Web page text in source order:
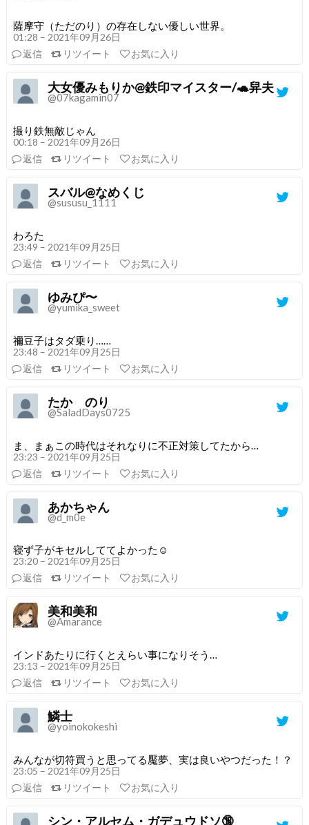
薩摩守（ただのり）の存在しない優しい世界。
01:28 – 2021年09月26日
返信
リツイート お気に入り
大女優みもりか@鉄印マイスター/🐢舁夫
@07kagamin07
撮り鉄無敵じゃん
00:18 – 2021年09月26日
返信
リツイート お気に入り
スバル@なめくじ
@sususu_1111
わろた
23:49 – 2021年09月25日
返信
リツイート お気に入り
ゆみぴ〜
@yumika_sweet
禰豆子はタダ乗り……
23:48 – 2021年09月25日
返信
リツイート お気に入り
たか のり
@SaladDays0725
ま、まぁこの時代はそれなりに不正対策してたから…
23:23 – 2021年09月25日
返信
リツイート お気に入り
あかちゃん
@d_m0e
寝ず子がキセルしててよかった☺️
23:20 – 2021年09月25日
返信
リツイート お気に入り
美和美和
@Amarance
インドあたりに行くとえらい事になりそう…
23:13 – 2021年09月25日
返信
リツイート お気に入り
鱗士
@yoinokokeshi
みんなが切符買うと思ってる魘夢、実は良いやつだった！？
23:05 – 2021年09月25日
返信
リツイート お気に入り
シン・アルセム・ガデュウドソ🔞